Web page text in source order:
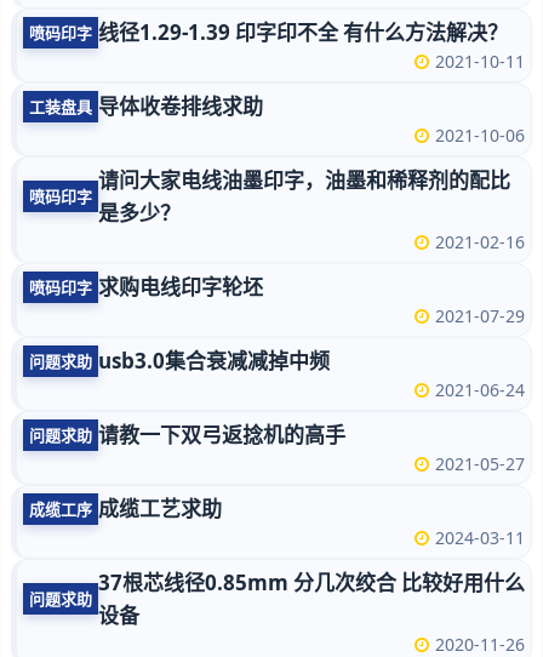
喷码印字 线径1.29-1.39 印字印不全 有什么方法解决？
2021-10-11
工装盘具 导体收卷排线求助
2021-10-06
喷码印字
请问大家电线油墨印字，油墨和稀释剂的配比
是多少？
2021-02-16
喷码印字 求购电线印字轮坯
2021-07-29
问题求助 usb3.0集合衰减减掉中频
2021-06-24
问题求助 请教一下双弓返捻机的高手
2021-05-27
成缆工序 成缆工艺求助
2024-03-11
问题求助
37根芯线径0.85mm 分几次绞合 比较好用什么
设备
2020-11-26